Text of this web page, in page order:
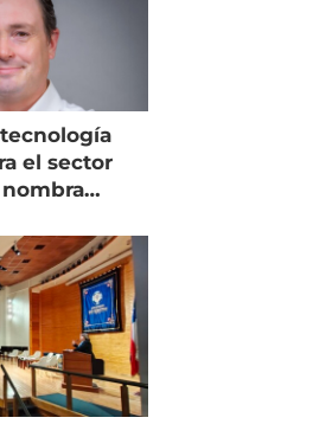
el sector